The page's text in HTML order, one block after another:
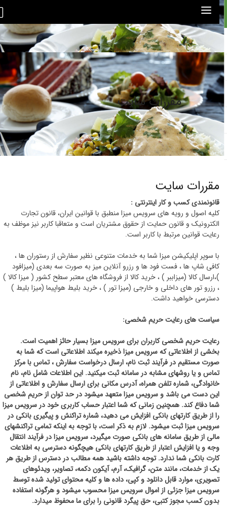
مقررات سایت
مقررات سایت
قانونمندی کسب و کار اینترنتی :
کلیه اصول و رویه‏ های سرویس میزا منطبق با قوانین ایران، قانون تجارت
الکترونیک و قانون حمایت از حقوق مشتریان است و متعاقبا کاربر نیز موظف به
رعایت قوانین مرتبط با کاربر است.
با سوپر اپلیکیشن میزا شما به خدمات متنوعی نظیر سفارش از رستوران ها ،
کافی شاپ ها ، فست فود ها و رزرو آنلاین میز به صورت سه بعدی (میزافود
)،ارسال کالا (میزاببر ) ، خرید کالا از فروشگاه های معتبر سطح کشور ( میزا کالا )
، رزرو تور های داخلی و خارجی (میزا تور ) ، خرید بلیط هواپیما (میزا بلیط )
دسترسی خواهید داشت.
سیاست های رعایت حریم شخصی:
رعایت حریم شخصی کاربران برای سرویس میزا بسیار حائز اهمیت است.
بخشی از اطلاعاتی که سرویس میزا ذخیره میکند اطلاعاتی است که شما به
صورت مستقیم در فرآیند ثبت نام، ارسال درخواست سفارش ، تماس با مرکز
تماس و یا روشهای مشابه در سامانه ثبت میکنید. این اطلاعات شامل نام، نام
خانوادگی، شماره تلفن همراه، آدرس مکانی برای ارسال سفارش و اطلاعاتی از
این دست می باشد و سرویس میزا متعهد می‏شود در حد توان از حریم شخصی
شما دفاع کند. همچنین زمانی که شما اعتبار حساب کاربری خود در سرویس میزا
را از طریق کارتهای بانکی افزایش می دهید، شمارۀ تراکنش و پیگیری بانکی در
سرویس میزا ثبت میشود. لازم به ذکر است، با توجه به اینکه تمامی تراکنشهای
مالی از طریق سامانه های بانکی صورت میگیرد، سرویس میزا در فرآیند انتقال
وجه و یا افزایش اعتبار از طریق کارتهای بانکی هیچگونه دسترسی به اطلاعات
کارت بانکی شما ندارد. توجه داشته باشید همه مطالب در دسترس از طریق هر
یک از خدمات، مانند متن، گرافیک، آرم، آیکون دکمه، تصاویر، ویدئوهای
تصویری، موارد قابل دانلود و کپی، داده ها و کلیه محتوای تولید شده توسط
سرویس میزا جزئی از اموال سرویس میزا محسوب می‏شود و هرگونه استفاده
بدون کسب مجوز کتبی، حق پیگرد قانونی را برای ما محفوظ می‏دارد.